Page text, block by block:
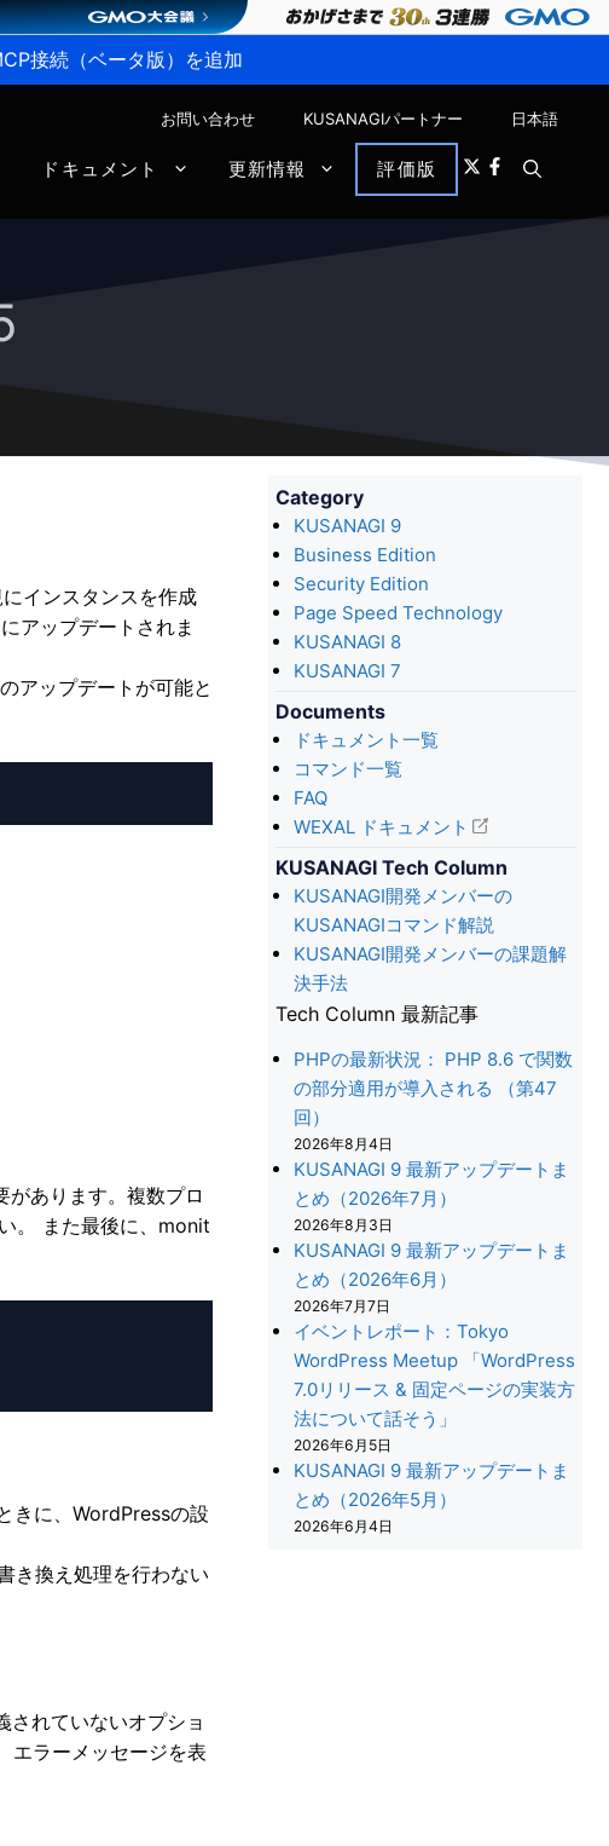
接続（ベータ版）を追加
お問い合わせ KUSANAGIパートナー 日本語
ドキュメント 更新情報 評価版
インスタンスを作成
アップデートされま
アップデートが可能と
あります。複数プロ
。 また最後に、monit
きに、WordPressの設
き換え処理を行わない
れていないオプショ
エラーメッセージを表
Category
KUSANAGI 9
Business Edition
Security Edition
Page Speed Technology
KUSANAGI 8
KUSANAGI 7
Documents
ドキュメント一覧
コマンド一覧
FAQ
WEXAL ドキュメント
KUSANAGI Tech Column
KUSANAGI開発メンバーの
KUSANAGIコマンド解説
KUSANAGI開発メンバーの課題解
決手法
Tech Column 最新記事
PHPの最新状況： PHP 8.6 で関数
の部分適用が導入される （第47
回）
2026年8月4日
KUSANAGI 9 最新アップデートま
とめ（2026年7月）
2026年8月3日
KUSANAGI 9 最新アップデートま
とめ（2026年6月）
2026年7月7日
イベントレポート：Tokyo
WordPress Meetup 「WordPress
7.0リリース & 固定ページの実装方
法について話そう」
2026年6月5日
KUSANAGI 9 最新アップデートま
とめ（2026年5月）
2026年6月4日